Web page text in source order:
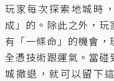
玩家每次探索地城時
成」的。除此之外，玩
有「一條命」的機會
全憑技術跟運氣。當
城撤退，就可以留下